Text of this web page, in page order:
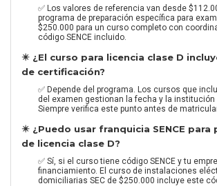
✅ Los valores de referencia van desde
programa de preparación específica para
$250.000 para un curso completo con
código SENCE incluido.
✴️ ¿El curso para licencia clase D
de certificación?
✅ Depende del programa. Los cursos que
del examen gestionan la fecha y la institución
Siempre verifica este punto antes de
✴️ ¿Puedo usar franquicia SENCE para
de licencia clase D?
✅ Sí, si el curso tiene código SENCE y tu
financiamiento. El curso de instalaciones
domiciliarias SEC de $250.000 incluye este